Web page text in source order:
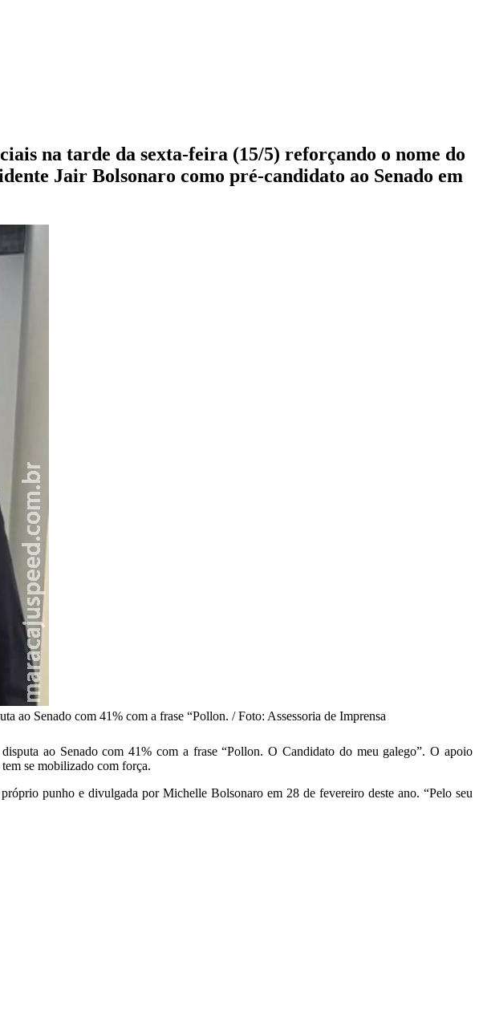
na tarde da sexta-feira (15/5) reforçando o nome do
Jair Bolsonaro como pré-candidato ao Senado em
ao Senado com 41% com a frase “Pollon. / Foto: Assessoria de Imprensa
ao Senado com 41% com a frase “Pollon. O Candidato do meu galego”. O apoio
se mobilizado com força.
punho e divulgada por Michelle Bolsonaro em 28 de fevereiro deste ano. “Pelo seu